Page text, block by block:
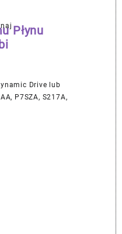
Płynu
Drive lub
P7SZA, S217A,